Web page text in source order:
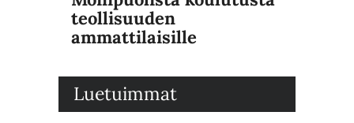
teollisuuden
ammattilaisille
Luetuimmat